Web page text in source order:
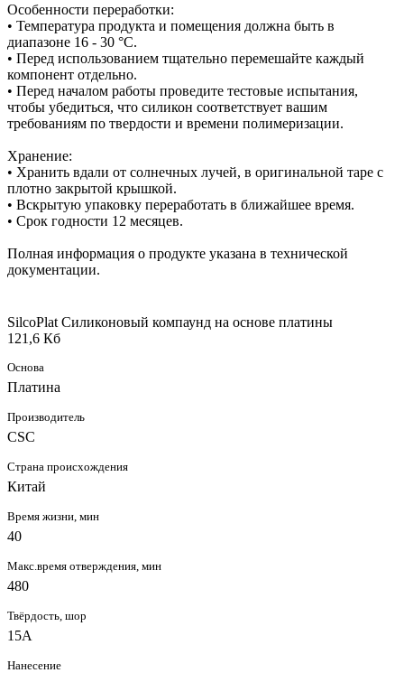
Особенности переработки:
• Температура продукта и помещения должна быть в
диапазоне 16 - 30 °C.
• Перед использованием тщательно перемешайте каждый
компонент отдельно.
• Перед началом работы проведите тестовые испытания,
чтобы убедиться, что силикон соответствует вашим
требованиям по твердости и времени полимеризации.
Хранение:
• Хранить вдали от солнечных лучей, в оригинальной таре с
плотно закрытой крышкой.
• Вскрытую упаковку переработать в ближайшее время.
• Срок годности 12 месяцев.
Полная информация о продукте указана в технической
документации.
SilcoPlat Силиконовый компаунд на основе платины
121,6 Кб
Основа
Платина
Производитель
CSC
Страна происхождения
Китай
Время жизни, мин
40
Макс.время отверждения, мин
480
Твёрдость, шор
15А
Нанесение